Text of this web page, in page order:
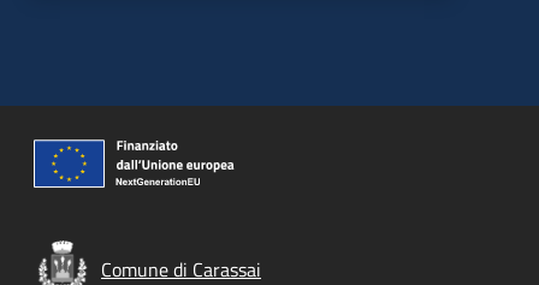
Comune di Carassai